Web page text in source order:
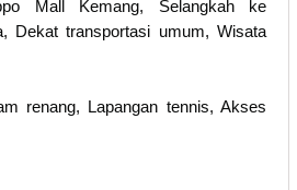
Mall Kemang, Selangkah ke
Dekat transportasi umum, Wisata
renang, Lapangan tennis, Akses